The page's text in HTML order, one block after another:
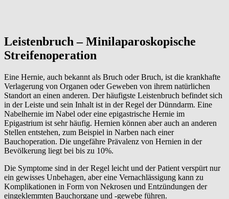
Leistenbruch –Minilaparoskopische
Streifenoperation
Eine Hernie, auch bekannt als Bruch oder Bruch, ist die krankhafte
Verlagerung von Organen oder Geweben von ihrem natürlichen
Standort an einen anderen. Der häufigste Leistenbruch befindet sich
in der Leiste und sein Inhalt ist in der Regel der Dünndarm. Eine
Nabelhernie im Nabel oder eine epigastrische Hernie im
Epigastrium ist sehr häufig. Hernien können aber auch an anderen
Stellen entstehen, zum Beispiel in Narben nach einer
Bauchoperation. Die ungefähre Prävalenz von Hernien in der
Bevölkerung liegt bei bis zu 10%.
Die Symptome sind in der Regel leicht und der Patient verspürt nur
ein gewisses Unbehagen, aber eine Vernachlässigung kann zu
Komplikationen in Form von Nekrosen und Entzündungen der
eingeklemmten Bauchorgane und -gewebe führen.